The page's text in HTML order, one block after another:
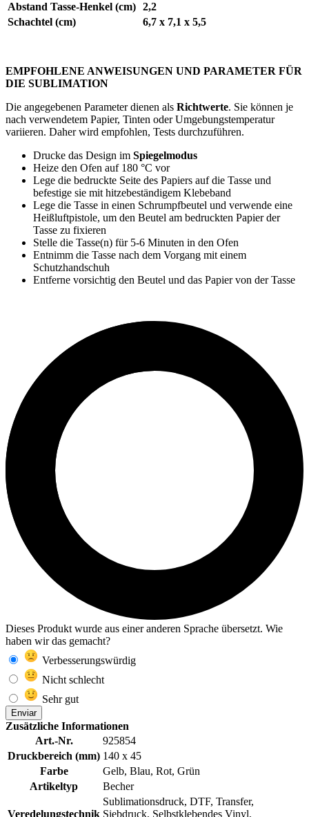
Abstand Tasse-Henkel (cm) 2,2
Schachtel (cm)
6,7 x 7,1 x 5,5
EMPFOHLENE ANWEISUNGEN UND PARAMETER FÜR
DIE SUBLIMATION
Die angegebenen Parameter dienen als Richtwerte. Sie können je
nach verwendetem Papier, Tinten oder Umgebungstemperatur
variieren. Daher wird empfohlen, Tests durchzuführen.
Drucke das Design im Spiegelmodus
Heize den Ofen auf 180 °C vor
Lege die bedruckte Seite des Papiers auf die Tasse und
befestige sie mit hitzebeständigem Klebeband
Lege die Tasse in einen Schrumpfbeutel und verwende eine
Heißluftpistole, um den Beutel am bedruckten Papier der
Tasse zu fixieren
Stelle die Tasse(n) für 5-6 Minuten in den Ofen
Entnimm die Tasse nach dem Vorgang mit einem
Schutzhandschuh
Entferne vorsichtig den Beutel und das Papier von der Tasse
Dieses Produkt wurde aus einer anderen Sprache übersetzt. Wie
haben wir das gemacht?
Verbesserungswürdig
Nicht schlecht
Sehr gut
Enviar
Zusätzliche Informationen
Art.-Nr.
925854
Druckbereich (mm) 140 x 45
Farbe
Gelb, Blau, Rot, Grün
Artikeltyp
Becher
Veredelungstechnik
Sublimationsdruck, DTF, Transfer,
Siebdruck, Selbstklebendes Vinyl,